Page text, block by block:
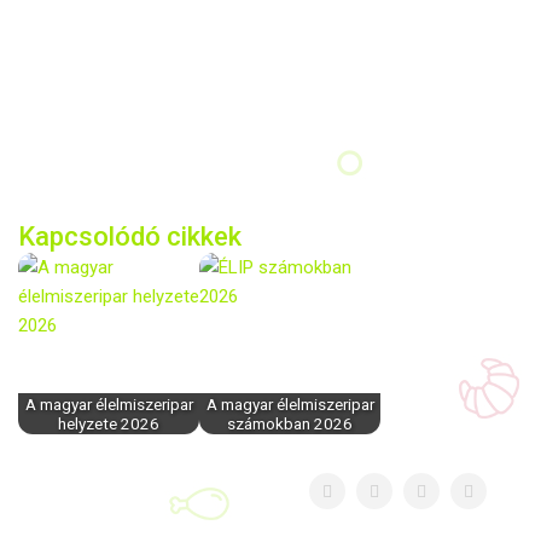
Kapcsolódó cikkek
A magyar élelmiszeripar
helyzete 2026
A magyar élelmiszeripar
számokban 2026